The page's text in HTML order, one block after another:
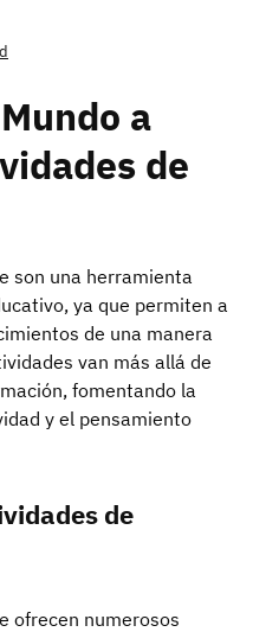
a
de
son una herramienta
ya que permiten a
de una manera
van más allá de
fomentando la
y el pensamiento
de
ofrecen numerosos